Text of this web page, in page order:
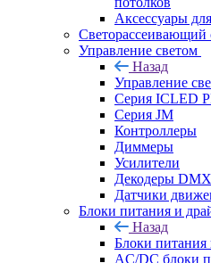
Аксессуары
Управление светом
Назад
Управление
Серия ICLED
Серия JM
Контроллеры
Диммеры
Усилители
Декодеры
Датчики
Блоки питания и
Назад
Блоки питания
AC/DC блоки